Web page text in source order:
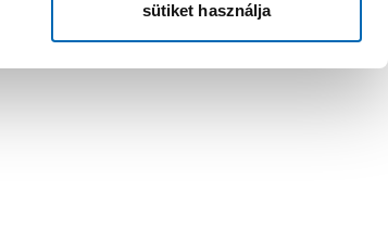
sütiket használja